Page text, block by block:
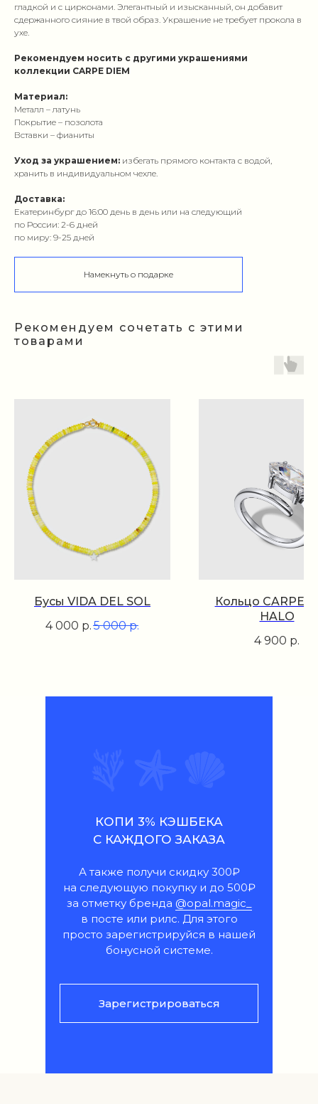
гладкой и с цирконами. Элегантный и изысканный, он добавит
сдержанного сияние в твой образ. Украшение не требует прокола в
ухе.
Рекомендуем носить с другими украшениями
коллекции CARPE DIEM
Материал:
Металл – латунь
Покрытие – позолота
Вставки – фианиты
Уход за украшением: избегать прямого контакта с водой,
хранить в индивидуальном чехле.
Доставка:
Екатеринбург до 16:00 день в день или на следующий
по России: 2-6 дней
по миру: 9-25 дней
Намекнуть о подарке
Рекомендуем сочетать с этими
товарами
Бусы VIDA DEL SOL
4 000 р. 5 000 р.
Кольцо CARPE
HALO
4 900 р.
КОПИ 3% КЭШБЕКА
С КАЖДОГО ЗАКАЗА
Зарегистрироваться
А также получи скидку 300₽
на следующую покупку и до 500₽
за отметку бренда @opal.magic_
в посте или рилс. Для этого
просто зарегистрируйся в нашей
бонусной системе.